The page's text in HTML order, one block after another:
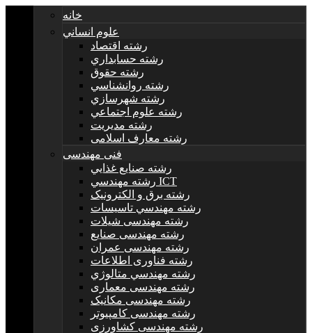
خانه
علوم انساني
رشته اقتصاد
رشته حسابداري
رشته حقوق
رشته روانشناسي
رشته شهرسازي
رشته علوم اجتماعي
رشته مديريت
رشته معارف اسلامی
فنی مهندسی
رشته صنايع غذايي
رشته مهندسي ICT
رشته برق و الکترونيک
رشته مهندسي تاسيسات
رشته مهندسی شیلات
رشته مهندسی صنایع
رشته مهندسی عمران
رشته فناوری اطلاعات
رشته مهندسي متالوژي
رشته مهندسی معماری
رشته مهندسی مکانیک
رشته مهندسی کامپیوتر
رشته مهندسی کشاورزی